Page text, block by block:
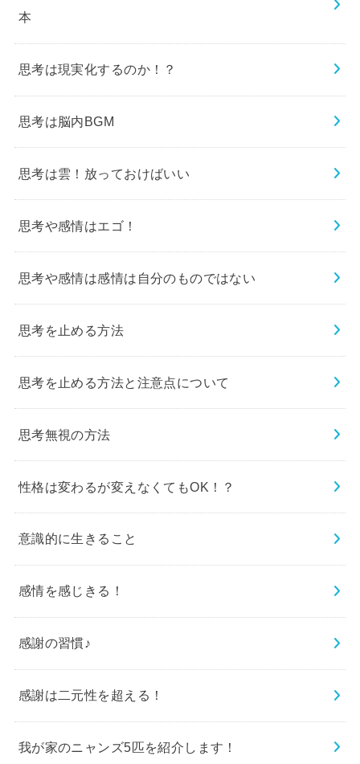
本
思考は現実化するのか！？
思考は脳内BGM
思考は雲！放っておけばいい
思考や感情はエゴ！
思考や感情は感情は自分のものではない
思考を止める方法
思考を止める方法と注意点について
思考無視の方法
性格は変わるが変えなくてもOK！？
意識的に生きること
感情を感じきる！
感謝の習慣♪
感謝は二元性を超える！
我が家のニャンズ5匹を紹介します！